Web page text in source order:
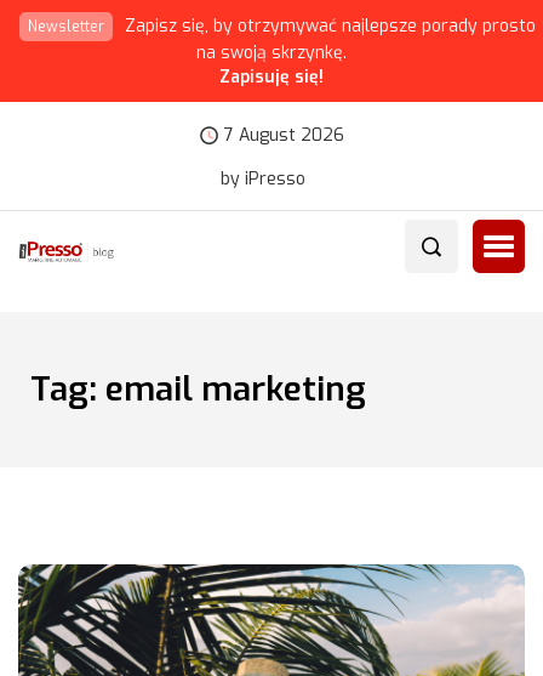
Newsletter
Zapisz się, by otrzymywać najlepsze porady prosto
na swoją skrzynkę.
Zapisuję się!
7 August 2026
by iPresso
Tag: email marketing